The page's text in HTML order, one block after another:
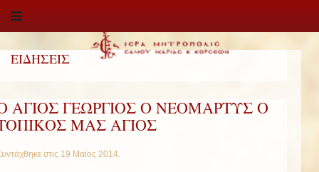
ΕΙΔΗΣΕΙΣ
ΑΓΙΟΣ ΓΕΩΡΓΙΟΣ Ο ΝΕΟΜΑΡΤΥΣ Ο
ΜΑΣ ΑΓΙΟΣ
στις 19 Μαϊος 2014.